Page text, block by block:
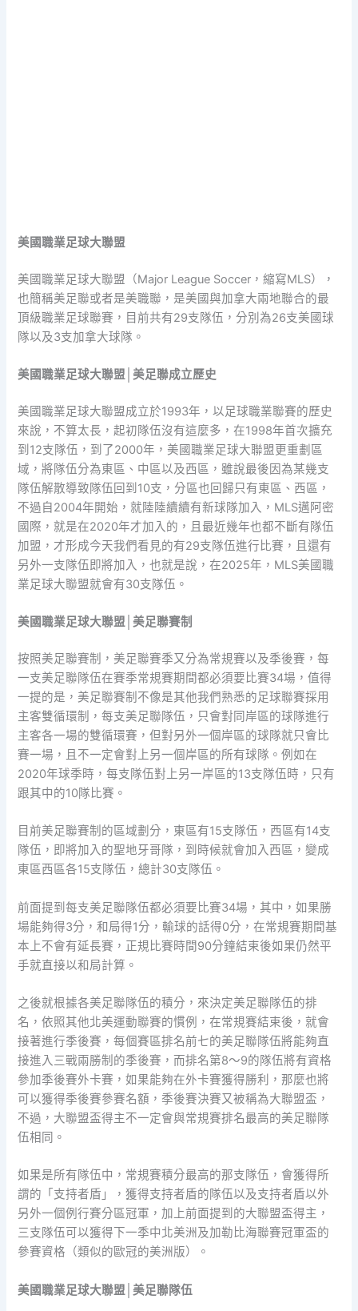
美國職業足球大聯盟
美國職業足球大聯盟（Major League Soccer，縮寫MLS），
也簡稱美足聯或者是美職聯，是美國與加拿大兩地聯合的最
頂級職業足球聯賽，目前共有29支隊伍，分別為26支美國球
隊以及3支加拿大球隊。
美國職業足球大聯盟│美足聯成立歷史
美國職業足球大聯盟成立於1993年，以足球職業聯賽的歷史
來說，不算太長，起初隊伍沒有這麼多，在1998年首次擴充
到12支隊伍，到了2000年，美國職業足球大聯盟更重劃區
域，將隊伍分為東區、中區以及西區，雖說最後因為某幾支
隊伍解散導致隊伍回到10支，分區也回歸只有東區、西區，
不過自2004年開始，就陸陸續續有新球隊加入，MLS邁阿密
國際，就是在2020年才加入的，且最近幾年也都不斷有隊伍
加盟，才形成今天我們看見的有29支隊伍進行比賽，且還有
另外一支隊伍即將加入，也就是說，在2025年，MLS美國職
業足球大聯盟就會有30支隊伍。
美國職業足球大聯盟│美足聯賽制
按照美足聯賽制，美足聯賽季又分為常規賽以及季後賽，每
一支美足聯隊伍在賽季常規賽期間都必須要比賽34場，值得
一提的是，美足聯賽制不像是其他我們熟悉的足球聯賽採用
主客雙循環制，每支美足聯隊伍，只會對同岸區的球隊進行
主客各一場的雙循環賽，但對另外一個岸區的球隊就只會比
賽一場，且不一定會對上另一個岸區的所有球隊。例如在
2020年球季時，每支隊伍對上另一岸區的13支隊伍時，只有
跟其中的10隊比賽。
目前美足聯賽制的區域劃分，東區有15支隊伍，西區有14支
隊伍，即將加入的聖地牙哥隊，到時候就會加入西區，變成
東區西區各15支隊伍，總計30支隊伍。
前面提到每支美足聯隊伍都必須要比賽34場，其中，如果勝
場能夠得3分，和局得1分，輸球的話得0分，在常規賽期間基
本上不會有延長賽，正規比賽時間90分鐘結束後如果仍然平
手就直接以和局計算。
之後就根據各美足聯隊伍的積分，來決定美足聯隊伍的排
名，依照其他北美運動聯賽的慣例，在常規賽結束後，就會
接著進行季後賽，每個賽區排名前七的美足聯隊伍將能夠直
接進入三戰兩勝制的季後賽，而排名第8～9的隊伍將有資格
參加季後賽外卡賽，如果能夠在外卡賽獲得勝利，那麼也將
可以獲得季後賽參賽名額，季後賽決賽又被稱為大聯盟盃，
不過，大聯盟盃得主不一定會與常規賽排名最高的美足聯隊
伍相同。
如果是所有隊伍中，常規賽積分最高的那支隊伍，會獲得所
謂的「支持者盾」，獲得支持者盾的隊伍以及支持者盾以外
另外一個例行賽分區冠軍，加上前面提到的大聯盟盃得主，
三支隊伍可以獲得下一季中北美洲及加勒比海聯賽冠軍盃的
參賽資格（類似的歐冠的美洲版）。
美國職業足球大聯盟│美足聯隊伍